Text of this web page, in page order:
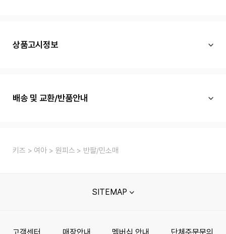
상품고시정보
배송 및 교환/반품안내
키즈 여아 원피스 반팔/민소매
SITEMAP